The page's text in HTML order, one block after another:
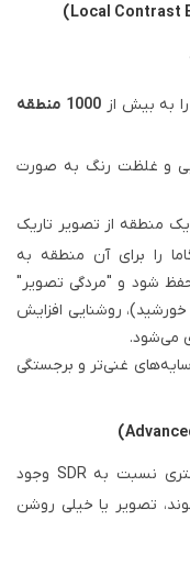
را به بیش از 1000 منطقه
و غلظت رنگ به صورت
یک منطقه از تصویر تاریک
را برای آن منطقه به
حفظ شود و "مردگی تصویر"
روشنایی افزایش
غنی‌تر و برجستگی
در فیلم‌های HDR، اطلاعات نوری بسیار بیشتری نسبت به SDR وجود
تصویر یا خیلی روشن